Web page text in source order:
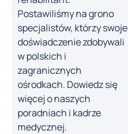
Postawiliśmy na grono
specjalistów, którzy swoje
doświadczenie zdobywali
w polskich i
zagranicznych
ośrodkach. Dowiedz się
więcej o naszych
poradniach i kadrze
medycznej.